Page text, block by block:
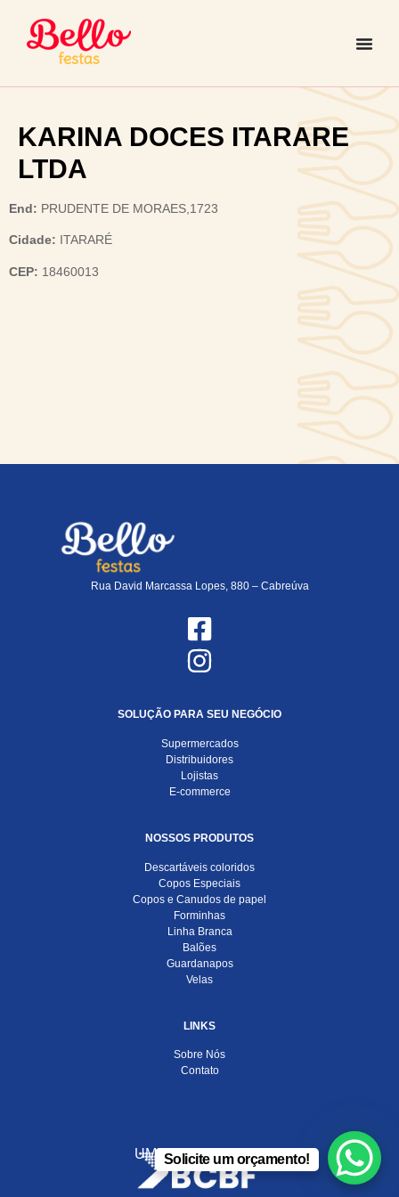
KARINA DOCES ITARARE
LTDA
End: PRUDENTE DE MORAES,1723
Cidade: ITARARÉ
CEP: 18460013
Rua David Marcassa Lopes, 880 – Cabreúva
SOLUÇÃO PARA SEU NEGÓCIO
Supermercados
Distribuidores
Lojistas
E-commerce
NOSSOS PRODUTOS
Descartáveis coloridos
Copos Especiais
Copos e Canudos de papel
Forminhas
Linha Branca
Balões
Guardanapos
Velas
LINKS
Sobre Nós
Contato
UMA EMPRESA DO
Solicite um orçamento!